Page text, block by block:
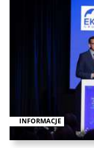
INFORMACJE